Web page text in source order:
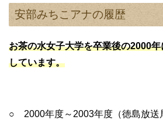
安部みちこアナの履歴
お茶の水女子大学を卒業後の2000
しています。
○ 2000年度～2003年度（徳島放送